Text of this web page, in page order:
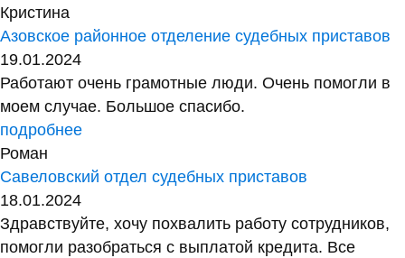
Кристина
Азовское районное отделение судебных приставов
19.01.2024
Работают очень грамотные люди. Очень помогли в
моем случае. Большое спасибо.
подробнее
Роман
Савеловский отдел судебных приставов
18.01.2024
Здравствуйте, хочу похвалить работу сотрудников,
помогли разобраться с выплатой кредита. Все